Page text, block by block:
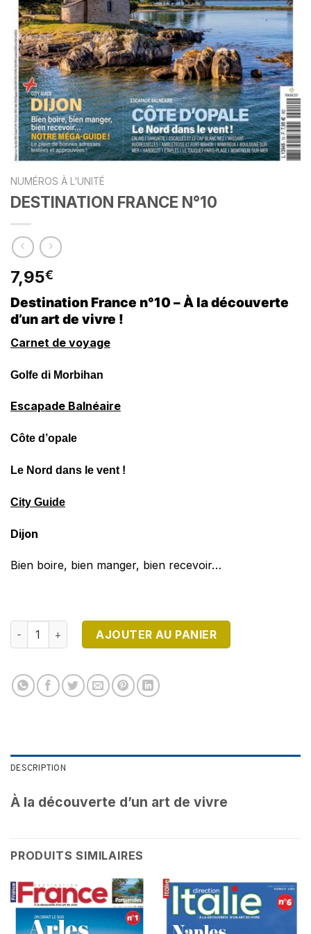
NUMÉROS À L'UNITÉ
DESTINATION FRANCE N°10
7,95€
Destination France n°10 –À la découverte
d’un art de vivre !
Carnet de voyage
Golfe di Morbihan
Escapade Balnéaire
Côte d’opale
Le Nord dans le vent !
City Guide
Dijon
Bien boire, bien manger, bien recevoir…
quantité de DESTINATION FRANCE N°10
AJOUTER AU PANIER
DESCRIPTION
À la découverte d’un art de vivre
PRODUITS SIMILAIRES